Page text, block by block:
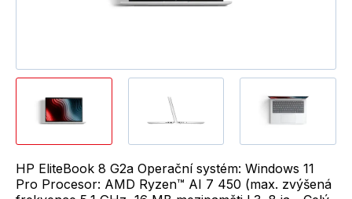
HP EliteBook 8 G2a Operační systém: Windows 11
Pro Procesor: AMD Ryzen™ AI 7 450 (max. zvýšená